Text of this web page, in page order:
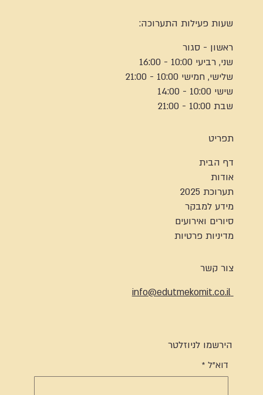
שעות פעילות התערוכה:
ראשון - סגור
שני, רביעי 10:00 - 16:00
שלישי, חמישי 10:00 - 21:00
שישי 10:00 - 14:00
שבת 10:00 - 21:00
תפריט
דף הבית
אודות
תערוכת 2025
מידע למבקר
סיורים ואירועים
מדיניות פרטיות
צור קשר
info@edutmekomit.co.il
הירשמו לניוזלטר
דוא"ל *